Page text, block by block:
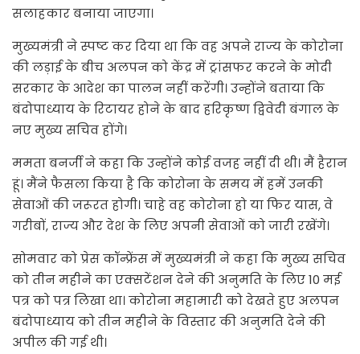
सलाहकार बनाया जाएगा।
मुख्यमंत्री ने स्पष्ट कर दिया था कि वह अपने राज्य के कोरोना
की लड़ाई के बीच अलपन को केंद्र में ट्रांसफर करने के मोदी
सरकार के आदेश का पालन नहीं करेंगी। उन्होंने बताया कि
बंदोपाध्याय के रिटायर होने के बाद हरिकृष्ण द्विवेदी बंगाल के
नए मुख्य सचिव होंगे।
ममता बनर्जी ने कहा कि उन्होंने कोई वजह नहीं दी थी। मैं हैरान
हूं। मैंने फैसला किया है कि कोरोना के समय में हमें उनकी
सेवाओं की जरूरत होगी। चाहे वह कोरोना हो या फिर यास, वे
गरीबों, राज्य और देश के लिए अपनी सेवाओं को जारी रखेंगे।
सोमवार को प्रेस कॉन्फ्रेंस में मुख्यमंत्री ने कहा कि मुख्य सचिव
को तीन महीने का एक्सटेंशन देने की अनुमति के लिए 10 मई
पत्र को पत्र लिखा था। कोरोना महामारी को देखते हुए अलपन
बंदोपाध्याय को तीन महीने के विस्तार की अनुमति देने की
अपील की गई थी।